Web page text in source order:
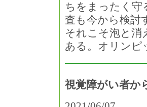
ちをまったく守
査も今から検討
それこそ泡と消
ある。オリンピ
視覚障がい者か